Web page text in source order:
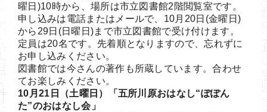
曜日)10時から、場所は市立図書館2階閲覧室です。
申し込みは電話またはメールで、10月20日(金曜日)
から29日(日曜日)まで市立図書館で受け付けます。
定員は20名です。先着順となりますので、忘れずに
お申し込みください。
図書館では今さんの著作も所蔵しています。合わせ
てお楽しみください。
10月21日（土曜日）「五所川原おはなし“ぽぽん
た”のおはなし会」